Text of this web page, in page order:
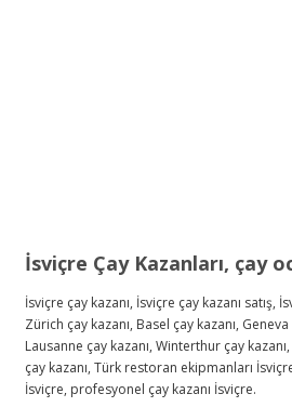
İsviçre çay kazanı, İsviçre çay kazanı satış,
Zürich çay kazanı, Basel çay kazanı,
Lausanne çay kazanı, Winterthur çay
çay kazanı, Türk restoran ekipmanları
İsviçre, profesyonel çay kazanı İsviçre.